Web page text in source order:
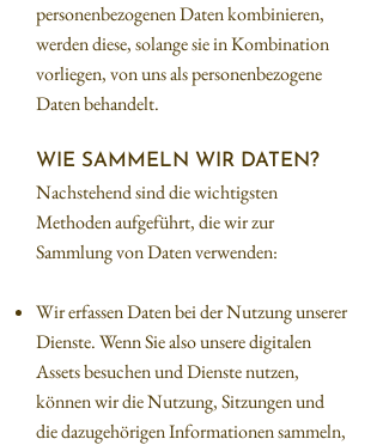
personenbezogenen Daten kombinieren,
werden diese, solange sie in Kombination
vorliegen, von uns als personenbezogene
Daten behandelt.
WIE SAMMELN WIR DATEN?
Nachstehend sind die wichtigsten
Methoden aufgeführt, die wir zur
Sammlung von Daten verwenden:
Wir erfassen Daten bei der Nutzung unserer
Dienste. Wenn Sie also unsere digitalen
Assets besuchen und Dienste nutzen,
können wir die Nutzung, Sitzungen und
die dazugehörigen Informationen sammeln,